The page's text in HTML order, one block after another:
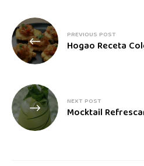
PREVIOUS POST
Hogao Receta
NEXT POST
Mocktail